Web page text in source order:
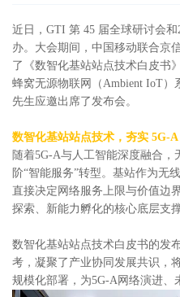
近日，GTI 第 45 届全球研讨会
办。大会期间，中国移动联合京
了《数智化基站站点技术白皮书
蜂窝无源物联网（Ambient IoT）
先生应邀出席了发布会。
数智化基站站点技术，夯实 5G-
随着5G-A与人工智能深度融合，
阶“智能服务”转型。基站作为无
直接决定网络服务上限与价值边
探索、新能力孵化的核心底层支撑
数智化基站站点技术白皮书的发
考，凝聚了产业协同发展共识，
规模化部署，为5G-A网络演进、